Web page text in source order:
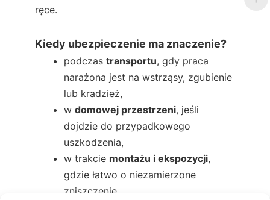
ręce.
Kiedy ubezpieczenie ma znaczenie?
podczas transportu, gdy praca
narażona jest na wstrząsy, zgubienie
lub kradzież,
w domowej przestrzeni, jeśli
dojdzie do przypadkowego
uszkodzenia,
w trakcie montażu i ekspozycji,
gdzie łatwo o niezamierzone
zniszczenie,